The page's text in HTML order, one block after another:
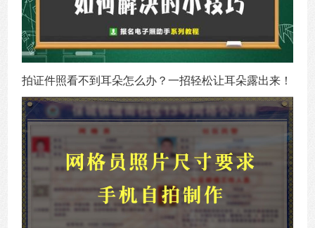
拍证件照看不到耳朵怎么办？一招轻松让耳朵露出来！